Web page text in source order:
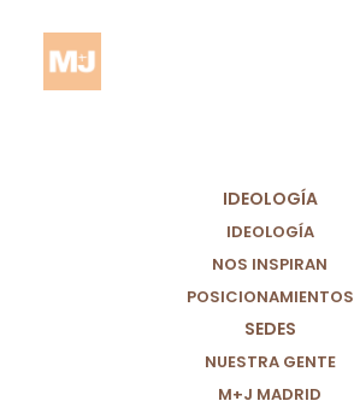
IDEOLOGÍA
IDEOLOGÍA
NOS INSPIRAN
POSICIONAMIENTOS
SEDES
NUESTRA GENTE
M+J MADRID
COVID19